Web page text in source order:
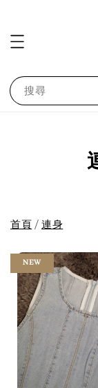
搜尋
首頁 /連身
NEW